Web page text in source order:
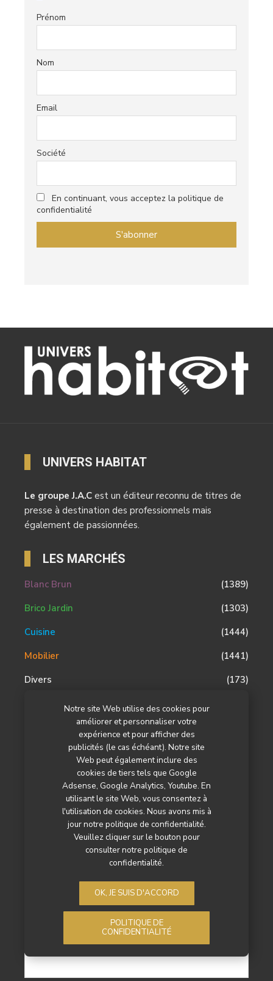
Notre site Web utilise des cookies pour
améliorer et personnaliser votre
expérience et pour afficher des
publicités (le cas échéant). Notre site
Web peut également inclure des
cookies de tiers tels que Google
Adsense, Google Analytics, Youtube. En
utilisant le site Web, vous consentez à
l'utilisation de cookies. Nous avons mis à
jour notre politique de confidentialité.
Veuillez cliquer sur le bouton pour
consulter notre politique de
confidentialité.
OK, JE SUIS D'ACCORD
POLITIQUE DE
CONFIDENTIALITÉ
Prénom
Nom
Email
Société
En continuant, vous acceptez la politique de
confidentialité
UNIVERS HABITAT
Le groupe J.A.C est un éditeur reconnu de titres de
presse à destination des professionnels mais
également de passionnées.
LES MARCHÉS
Blanc Brun
(1389)
Brico Jardin
(1303)
Cuisine
(1444)
Mobilier
(1441)
Divers
(173)
PUBLICITÉ
Vous êtes annonceur et voulez profitez de nos
espaces publicitaires ?
voir nos formats pub
NEWSLETTER